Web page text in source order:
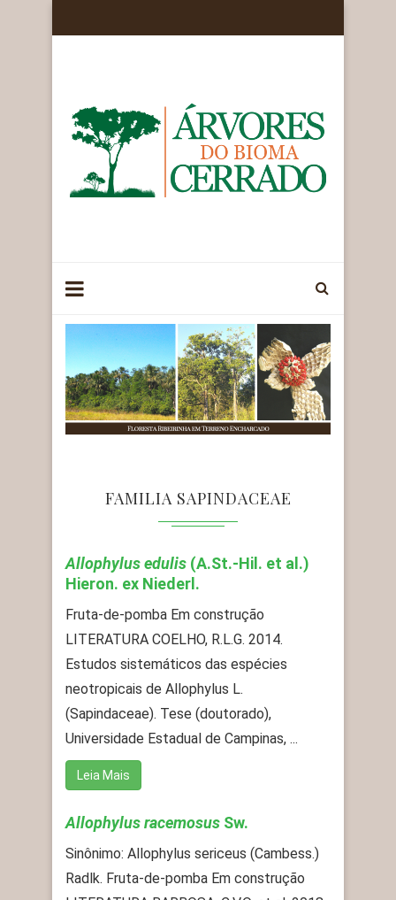
FAMILIA SAPINDACEAE
Allophylus edulis (A.St.-Hil. et al.)
Hieron. ex Niederl.
Fruta-de-pomba Em construção
LITERATURA COELHO, R.L.G. 2014.
Estudos sistemáticos das espécies
neotropicais de Allophylus L.
(Sapindaceae). Tese (doutorado),
Universidade Estadual de Campinas, ...
Leia Mais
Allophylus racemosus Sw.
Sinônimo: Allophylus sericeus (Cambess.)
Radlk. Fruta-de-pomba Em construção